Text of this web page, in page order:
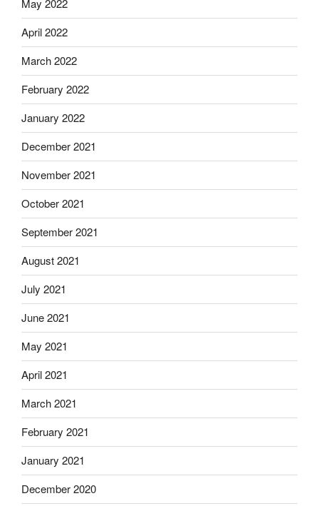
May 2022
April 2022
March 2022
February 2022
January 2022
December 2021
November 2021
October 2021
September 2021
August 2021
July 2021
June 2021
May 2021
April 2021
March 2021
February 2021
January 2021
December 2020